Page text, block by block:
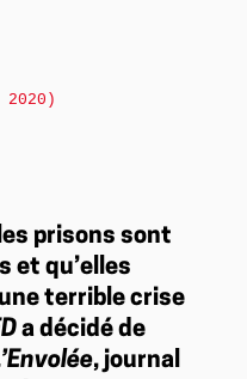
prisons sont
et qu’elles
terrible crise
a décidé de
, journal